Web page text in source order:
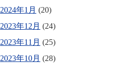
2024年1月 (20)
2023年12月 (24)
2023年11月 (25)
2023年10月 (28)